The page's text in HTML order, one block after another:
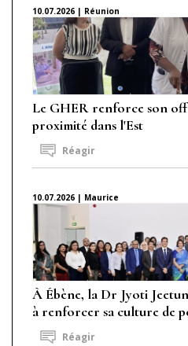
10.07.2026 | Réunion
Le GHER renforce son
proximité dans l'Est
Réagir
10.07.2026 | Maurice
À Ébène, la Dr Jyoti
à renforcer sa culture de
Réagir